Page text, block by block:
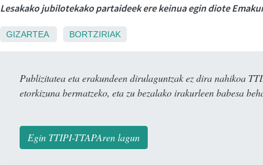
Lesakako jubilotekako partaideek ere keinua egin diote
GIZARTEA BORTZIRIAK
Publizitatea eta erakundeen dirulaguntzak ez dira nahikoa
etorkizuna bermatzeko, eta zu bezalako irakurleen babesa
Egin TTIPI-TTAPAren lagun